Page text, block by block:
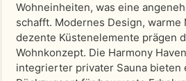
Wohneinheiten, was eine
schafft. Modernes Design, warme
dezente Küstenelemente prägen
Wohnkonzept. Die Harmony
integrierter privater Sauna bieten